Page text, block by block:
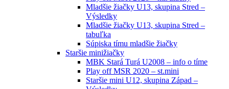
Mladšie žiačky U13, skupina Stred –
Výsledky
Mladšie žiačky U13, skupina Stred –
tabuľka
Súpiska tímu mladšie žiačky
Staršie minižiačky
MBK Stará Turá U2008 – info o tíme
Play off MSR 2020 – st.mini
Staršie mini U12, skupina Západ –